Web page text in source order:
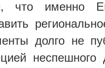
что именно
долго не
неспешного